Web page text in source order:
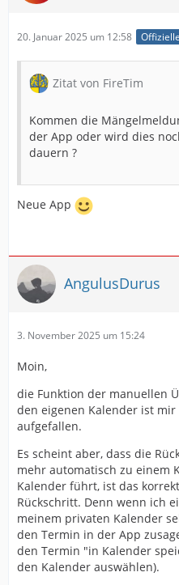
20. Januar 2025 um 12:58
Zitat von FireTim
Kommen die
der App oder wird dies
dauern ?
Neue App
AngulusDurus
3. November 2025 um 15:24
Moin,
die Funktion der manuellen
den eigenen Kalender ist
aufgefallen.
Es scheint aber, dass die
mehr automatisch zu einem
Kalender führt, ist das
Rückschritt. Denn wenn ich
meinem privaten Kalender
den Termin in der App
den Termin "in Kalender
den Kalender auswählen).